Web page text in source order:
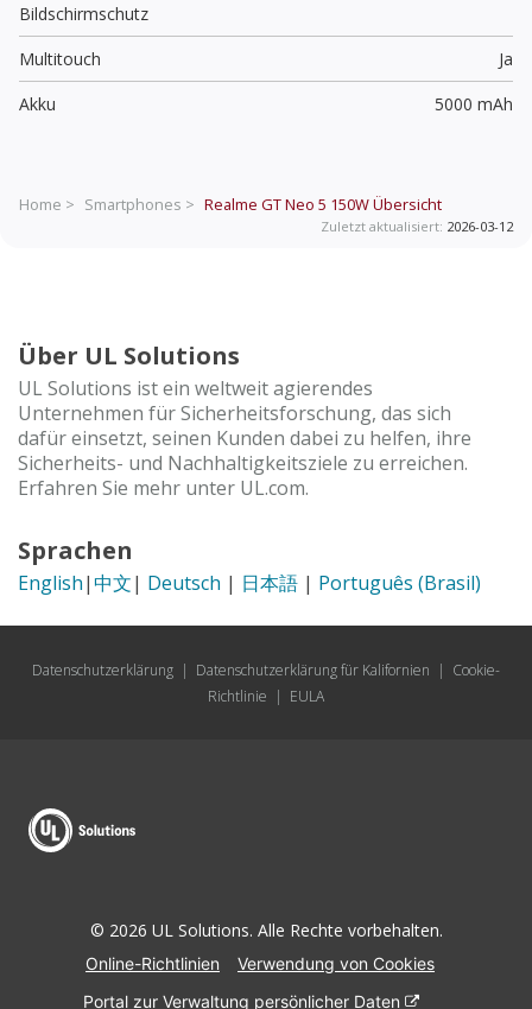
Bildschirmschutz
Multitouch
Ja
Akku
5000 mAh
Home > Smartphones > Realme GT Neo 5 150WÜbersicht
Zuletzt aktualisiert: 2026-03-12
Über UL Solutions
UL Solutions ist ein weltweit agierendes
Unternehmen für Sicherheitsforschung, das sich
dafür einsetzt, seinen Kunden dabei zu helfen, ihre
Sicherheits- und Nachhaltigkeitsziele zu erreichen.
Erfahren Sie mehr unter UL.com.
Sprachen
English|中文| Deutsch | 日本語 | Português (Brasil)
Datenschutzerklärung | Datenschutzerklärung für Kalifornien | Cookie-
Richtlinie | EULA
© 2026 UL Solutions. Alle Rechte vorbehalten.
Online-Richtlinien
Verwendung von Cookies
Portal zur Verwaltung persönlicher Daten